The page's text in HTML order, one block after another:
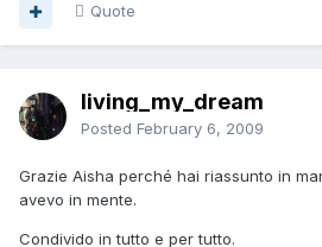
Quote
living_my_dream
Posted February 6, 2009
Grazie Aisha perché hai riassunto in
avevo in mente.
Condivido in tutto e per tutto.